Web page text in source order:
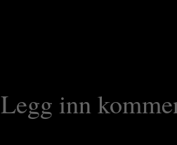
Legg inn